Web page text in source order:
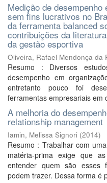
Medição de
sem fins lucrativos no
da ferramenta balanced
contribuições da
da gestão esportiva
Oliveira, Rafael Mendonça da
Resumo : Diversos
desempenho em
entretanto pouco foi
ferramentas empresariais em
A melhoria do
relationship management
Iamin, Melissa Signori (2014)
Resumo : Trabalhar com
matéria-prima exige que
entender quem são esses
podem trazer. Dessa forma é